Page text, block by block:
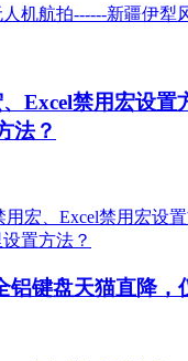
Excel禁用宏设置
法？
铝键盘天猫直降，